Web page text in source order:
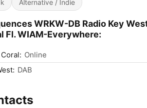
Alternative / Indie
WRKW-DB Radio Key
Fl. WIAM-Everywhere:
Online
DAB